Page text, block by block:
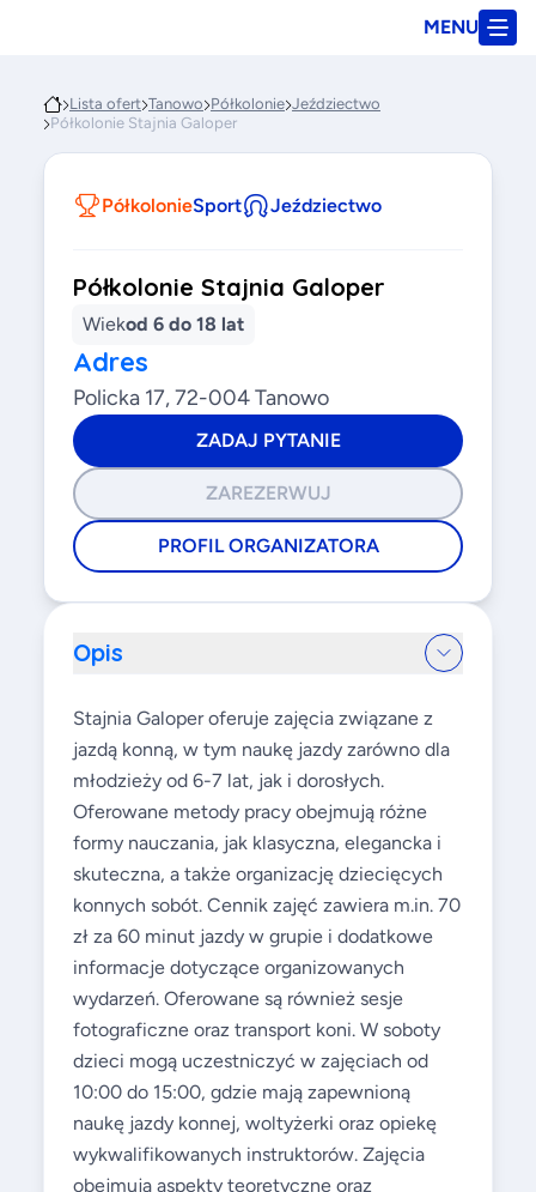
MENU
Lista ofert Tanowo Półkolonie Jeździectwo
Półkolonie Stajnia Galoper
PółkolonieSport Jeździectwo
Półkolonie Stajnia Galoper
Wiekod 6 do 18 lat
Adres
Policka 17, 72-004 Tanowo
ZADAJ PYTANIE
ZAREZERWUJ
PROFIL ORGANIZATORA
Opis
Stajnia Galoper oferuje zajęcia związane z
jazdą konną, w tym naukę jazdy zarówno dla
młodzieży od 6-7 lat, jak i dorosłych.
Oferowane metody pracy obejmują różne
formy nauczania, jak klasyczna, elegancka i
skuteczna, a także organizację dziecięcych
konnych sobót. Cennik zajęć zawiera m.in. 70
zł za 60 minut jazdy w grupie i dodatkowe
informacje dotyczące organizowanych
wydarzeń. Oferowane są również sesje
fotograficzne oraz transport koni. W soboty
dzieci mogą uczestniczyć w zajęciach od
10:00 do 15:00, gdzie mają zapewnioną
naukę jazdy konnej, woltyżerki oraz opiekę
wykwalifikowanych instruktorów. Zajęcia
obejmują aspekty teoretyczne oraz